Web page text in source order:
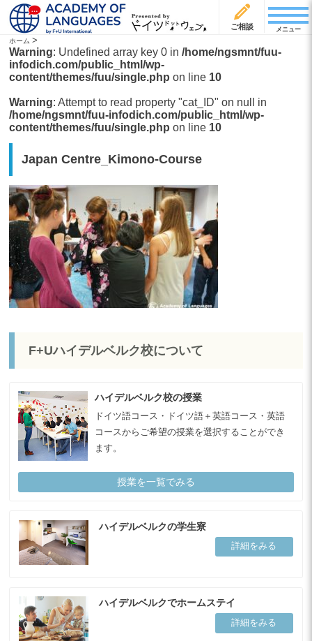
ご相談 メニュー
ホーム >
Warning: Undefined array key 0 in/home/ngsmnt/fuu-
infodich.com/public_html/wp-
content/themes/fuu/single.php on line 10
Warning: Attempt to read property "cat_ID" on null in
/home/ngsmnt/fuu-infodich.com/public_html/wp-
content/themes/fuu/single.php on line 10
Japan Centre_Kimono-Course
F+Uハイデルベルク校について
ハイデルベルク校の授業
ドイツ語コース・ドイツ語＋英語コース・英語
コースからご希望の授業を選択することができ
ます。
授業を一覧でみる
ハイデルベルクの学生寮
詳細をみる
ハイデルベルクでホームステイ
詳細をみる